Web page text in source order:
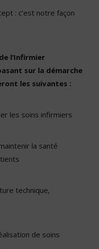
: c’est notre façon
l’Infirmier
sur la démarche
les suivantes :
les soins infirmiers
la santé
technique,
de soins